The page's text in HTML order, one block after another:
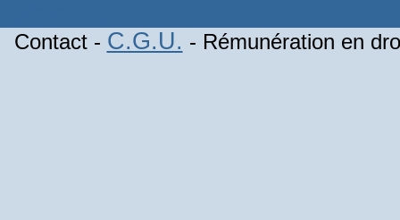
Contact - C.G.U. - Rémunération en